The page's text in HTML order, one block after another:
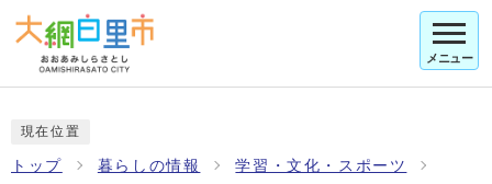
メニュー
現在位置
トップ 暮らしの情報 学習・文化・スポーツ